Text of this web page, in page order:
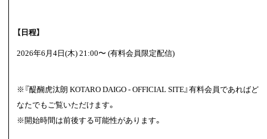
【日程】
2026年6月4日(木) 21:00〜 (有料会員限定配信)
※『醍醐虎汰朗 KOTARO DAIGO - OFFICIAL SITE』有料会員であればど
なたでもご覧いただけます。
※開始時間は前後する可能性があります。